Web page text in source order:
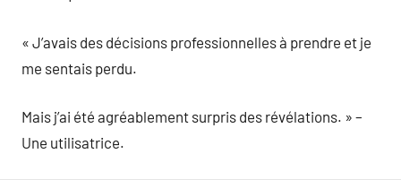
« J’avais des décisions professionnelles à prendre et je
me sentais perdu.
Mais j’ai été agréablement surpris des révélations. » –
Une utilisatrice.